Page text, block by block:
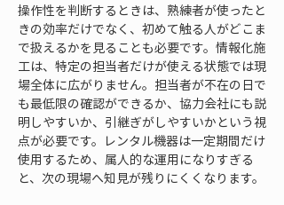
操作性を判断するときは、熟練者が使ったと
きの効率だけでなく、初めて触る人がどこま
で扱えるかを見ることも必要です。情報化施
工は、特定の担当者だけが使える状態では現
場全体に広がりません。担当者が不在の日で
も最低限の確認ができるか、協力会社にも説
明しやすいか、引継ぎがしやすいかという視
点が必要です。レンタル機器は一定期間だけ
使用するため、属人的な運用になりすぎる
と、次の現場へ知見が残りにくくなります。